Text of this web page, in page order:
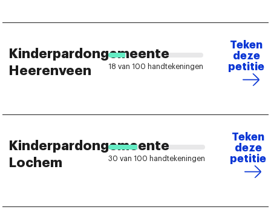
Kinderpardongemeente
Heerenveen
18 van 100 handtekeningen
Teken
deze
petitie
Kinderpardongemeente
Lochem
30 van 100 handtekeningen
Teken
deze
petitie